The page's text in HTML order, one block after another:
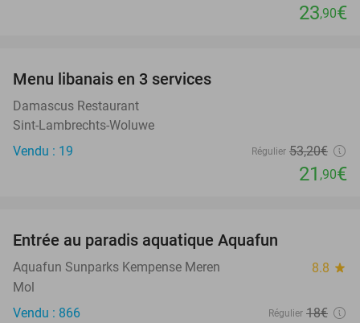
23,90€
Menu libanais en 3 services
Damascus Restaurant
Sint-Lambrechts-Woluwe
Vendu : 19
Régulier 53,20€
21 ,90€
Entrée au paradis aquatique Aquafun
Aquafun Sunparks Kempense Meren 8.8 star
Mol
Vendu : 866
Régulier 18€